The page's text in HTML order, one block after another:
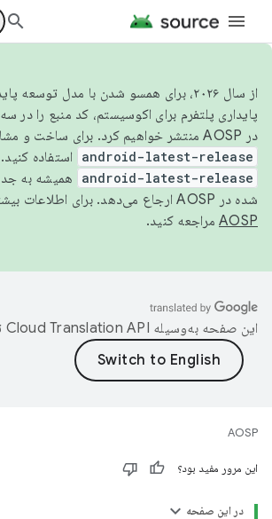
از سال ۲۰۲۶، برای همسو شدن با مدل
پایداری پلتفرم برای اکوسیستم، کد منبع را در
در AOSP منتشر خواهیم کرد. برای ساخت و مشارکت در AOSP،
android-latest-release استفاده
android-latest-release
همیشه به
شده در AOSP ارجاع می‌دهد. برای اطلاعات بیشتر، به
AOSP مراجعه کنید.
این صفحه به‌وسیله
AOSP
این مرور مفید بود؟
در این صفحه